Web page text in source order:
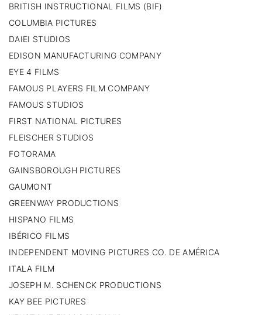
BRITISH INSTRUCTIONAL FILMS (BIF)
COLUMBIA PICTURES
DAIEI STUDIOS
EDISON MANUFACTURING COMPANY
EYE 4 FILMS
FAMOUS PLAYERS FILM COMPANY
FAMOUS STUDIOS
FIRST NATIONAL PICTURES
FLEISCHER STUDIOS
FOTORAMA
GAINSBOROUGH PICTURES
GAUMONT
GREENWAY PRODUCTIONS
HISPANO FILMS
IBÉRICO FILMS
INDEPENDENT MOVING PICTURES CO. DE AMÉRICA
ITALA FILM
JOSEPH M. SCHENCK PRODUCTIONS
KAY BEE PICTURES